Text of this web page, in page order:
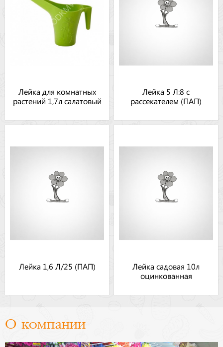
Лейка для комнатных
растений 1,7л салатовый
Лейка 5 Л:8 с
рассекателем (ПАП)
Лейка 1,6 Л/25 (ПАП)
Лейка садовая 10л
оцинкованная
О компании